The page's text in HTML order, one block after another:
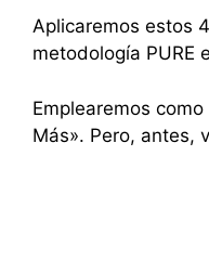
Aplicaremos estos
metodología PURE
Emplearemos
Más». Pero, antes,